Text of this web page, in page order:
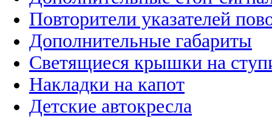
Повторители указателей
Дополнительные габариты
Светящиеся крышки на
Накладки на капот
Детские автокресла